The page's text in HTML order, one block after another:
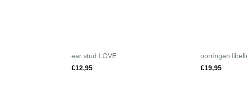
ear stud LOVE
€12,95
oorringen
€19,95